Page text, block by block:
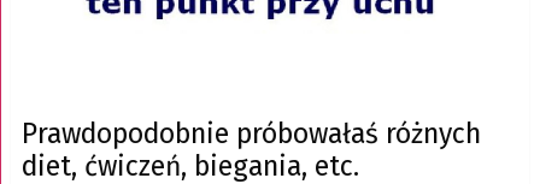
Prawdopodobnie próbowałaś różnych
diet, ćwiczeń, biegania, etc.